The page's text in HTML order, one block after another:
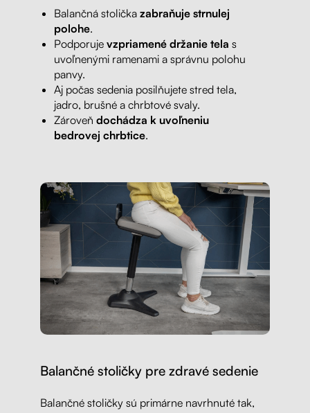
Balančná stolička zabraňuje strnulej
polohe.
Podporuje vzpriamené držanie tela s
uvoľnenými ramenami a správnu polohu
panvy.
Aj počas sedenia posilňujete stred tela,
jadro, brušné a chrbtové svaly.
Zároveň dochádza k uvoľneniu
bedrovej chrbtice.
Balančné stoličky pre zdravé sedenie
Balančné stoličky sú primárne navrhnuté tak,